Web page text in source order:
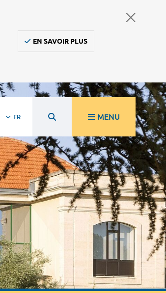
EN SAVOIR PLUS
FR MENU